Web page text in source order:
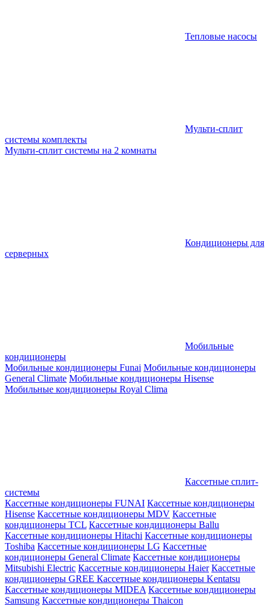
Тепловые насосы
Мульти-сплит
системы комплекты
Мульти-сплит системы на 2 комнаты
Кондиционеры для
серверных
Мобильные
кондиционеры
Мобильные кондиционеры Funai Мобильные кондиционеры
General Climate Мобильные кондиционеры Hisense
Мобильные кондиционеры Royal Clima
Кассетные сплит-
системы
Кассетные кондиционеры FUNAI Кассетные кондиционеры
Hisense Кассетные кондиционеры MDV Кассетные
кондиционеры TCL Кассетные кондиционеры Ballu
Кассетные кондиционеры Hitachi Кассетные кондиционеры
Toshiba Кассетные кондиционеры LG Кассетные
кондиционеры General Climate Кассетные кондиционеры
Mitsubishi Electric Кассетные кондиционеры Haier Кассетные
кондиционеры GREE Кассетные кондиционеры Kentatsu
Кассетные кондиционеры MIDEA Кассетные кондиционеры
Samsung Кассетные кондиционеры Thaicon